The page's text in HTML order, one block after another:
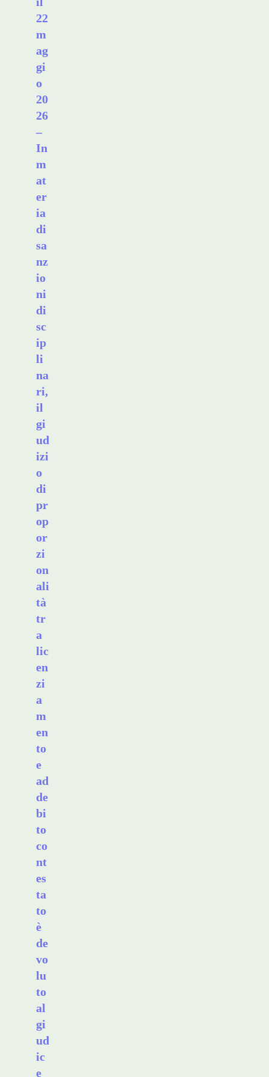
22
m
ag
gi
o
20
26
–
In
m
at
er
ia
di
sa
nz
io
ni
di
sc
ip
li
na
ri,
il
gi
ud
izi
o
di
pr
op
or
zi
on
ali
tà
tr
a
lic
en
zi
a
m
en
to
e
ad
de
bi
to
co
nt
es
ta
to
è
de
vo
lu
to
al
gi
ud
ic
e